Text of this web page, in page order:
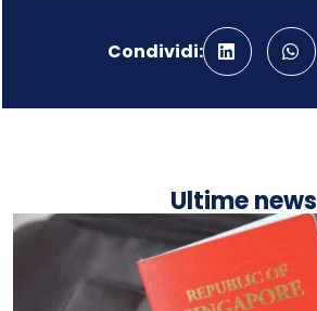
Condividi:
Ultime news